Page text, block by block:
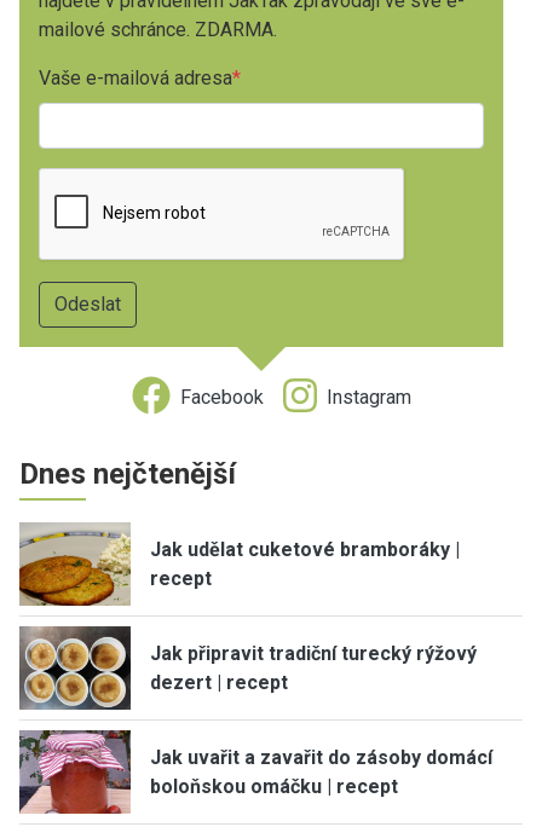
mailové schránce. ZDARMA.
Vaše e-mailová adresa
Facebook Instagram
Dnes nejčtenější
Jak udělat cuketové bramboráky |
recept
Jak připravit tradiční turecký rýžový
dezert | recept
Jak uvařit a zavařit do zásoby domácí
boloňskou omáčku | recept